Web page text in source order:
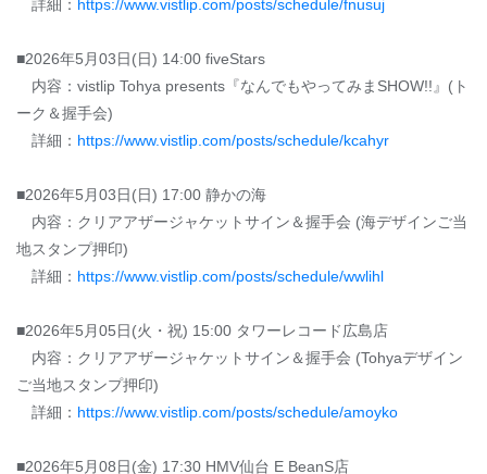
詳細： https://www.vistlip.com/posts/schedule/fnusuj
■2026年5月03日(日) 14:00 fiveStars
内容：vistlip Tohya presents『なんでもやってみまSHOW!!』(ト
ーク＆握手会)
詳細： https://www.vistlip.com/posts/schedule/kcahyr
■2026年5月03日(日) 17:00 静かの海
内容：クリアアザージャケットサイン＆握手会 (海デザインご当
地スタンプ押印)
詳細： https://www.vistlip.com/posts/schedule/wwlihl
■2026年5月05日(火・祝) 15:00 タワーレコード広島店
内容：クリアアザージャケットサイン＆握手会 (Tohyaデザイン
ご当地スタンプ押印)
詳細： https://www.vistlip.com/posts/schedule/amoyko
■2026年5月08日(金) 17:30 HMV仙台 E BeanS店